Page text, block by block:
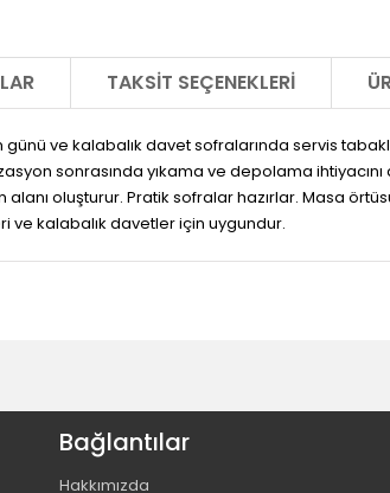
TAKSIT SEÇENEKLERI
ve kalabalık davet sofralarında servis
sonrasında yıkama ve depolama
oluşturur. Pratik sofralar hazırlar. Masa
ve kalabalık davetler için uygundur.
Bağlantılar
Hakkımızda